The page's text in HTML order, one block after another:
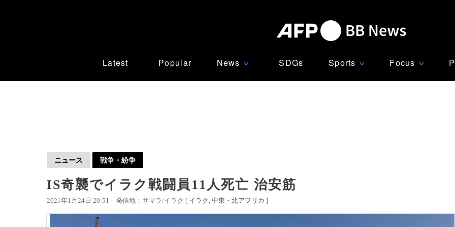
Latest Popular News ∨ SDGs Sports ∨ Focus ∨
ニュース 戦争・紛争
IS奇襲でイラク戦闘員11人死亡 治安筋
2021年1月24日 20:51 発信地：サマラ/イラク [ イラク 中東・北アフリカ ]